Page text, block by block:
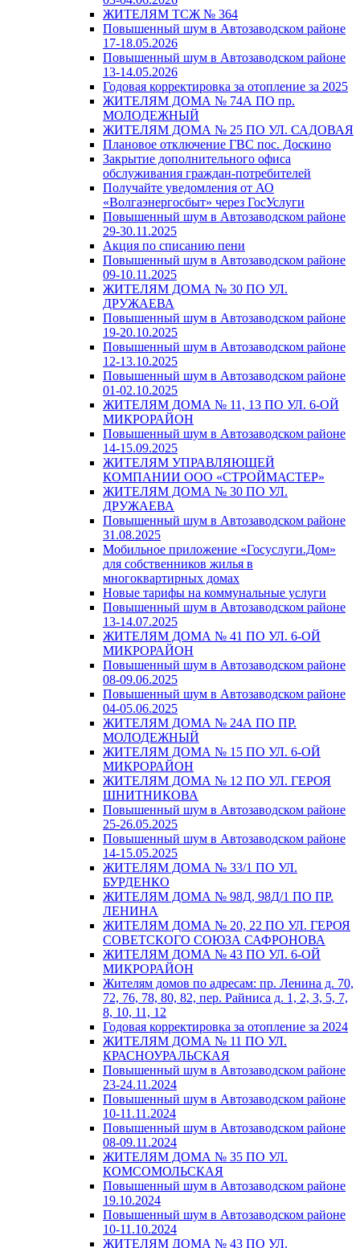
ЖИТЕЛЯМ ТСЖ № 364
Повышенный шум в Автозаводском районе
17-18.05.2026
Повышенный шум в Автозаводском районе
13-14.05.2026
Годовая корректировка за отопление за 2025
ЖИТЕЛЯМ ДОМА № 74А ПО пр.
МОЛОДЕЖНЫЙ
ЖИТЕЛЯМ ДОМА № 25 ПО УЛ. САДОВАЯ
Плановое отключение ГВС пос. Доскино
Закрытие дополнительного офиса
обслуживания граждан-потребителей
Получайте уведомления от АО
«Волгаэнергосбыт» через ГосУслуги
Повышенный шум в Автозаводском районе
29-30.11.2025
Акция по списанию пени
Повышенный шум в Автозаводском районе
09-10.11.2025
ЖИТЕЛЯМ ДОМА № 30 ПО УЛ.
ДРУЖАЕВА
Повышенный шум в Автозаводском районе
19-20.10.2025
Повышенный шум в Автозаводском районе
12-13.10.2025
Повышенный шум в Автозаводском районе
01-02.10.2025
ЖИТЕЛЯМ ДОМА № 11, 13 ПО УЛ. 6-ОЙ
МИКРОРАЙОН
Повышенный шум в Автозаводском районе
14-15.09.2025
ЖИТЕЛЯМ УПРАВЛЯЮЩЕЙ
КОМПАНИИ ООО «СТРОЙМАСТЕР»
ЖИТЕЛЯМ ДОМА № 30 ПО УЛ.
ДРУЖАЕВА
Повышенный шум в Автозаводском районе
31.08.2025
Мобильное приложение «Госуслуги.Дом»
для собственников жилья в
многоквартирных домах
Новые тарифы на коммунальные услуги
Повышенный шум в Автозаводском районе
13-14.07.2025
ЖИТЕЛЯМ ДОМА № 41 ПО УЛ. 6-ОЙ
МИКРОРАЙОН
Повышенный шум в Автозаводском районе
08-09.06.2025
Повышенный шум в Автозаводском районе
04-05.06.2025
ЖИТЕЛЯМ ДОМА № 24А ПО ПР.
МОЛОДЕЖНЫЙ
ЖИТЕЛЯМ ДОМА № 15 ПО УЛ. 6-ОЙ
МИКРОРАЙОН
ЖИТЕЛЯМ ДОМА № 12 ПО УЛ. ГЕРОЯ
ШНИТНИКОВА
Повышенный шум в Автозаводском районе
25-26.05.2025
Повышенный шум в Автозаводском районе
14-15.05.2025
ЖИТЕЛЯМ ДОМА № 33/1 ПО УЛ.
БУРДЕНКО
ЖИТЕЛЯМ ДОМА № 98Д, 98Д/1 ПО ПР.
ЛЕНИНА
ЖИТЕЛЯМ ДОМА № 20, 22 ПО УЛ. ГЕРОЯ
СОВЕТСКОГО СОЮЗА САФРОНОВА
ЖИТЕЛЯМ ДОМА № 43 ПО УЛ. 6-ОЙ
МИКРОРАЙОН
Жителям домов по адресам: пр. Ленина д. 70,
72, 76, 78, 80, 82, пер. Райниса д. 1, 2, 3, 5, 7,
8, 10, 11, 12
Годовая корректировка за отопление за 2024
ЖИТЕЛЯМ ДОМА № 11 ПО УЛ.
КРАСНОУРАЛЬСКАЯ
Повышенный шум в Автозаводском районе
23-24.11.2024
Повышенный шум в Автозаводском районе
10-11.11.2024
Повышенный шум в Автозаводском районе
08-09.11.2024
ЖИТЕЛЯМ ДОМА № 35 ПО УЛ.
КОМСОМОЛЬСКАЯ
Повышенный шум в Автозаводском районе
19.10.2024
Повышенный шум в Автозаводском районе
10-11.10.2024
ЖИТЕЛЯМ ДОМА № 43 ПО УЛ.